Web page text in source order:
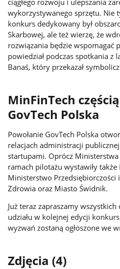
wykorzystywanego sprzętu. Nie
konkurs dedykowany był
Skarbowej, ale też wierzę, że
rozwiązania będzie wspomagać
powiedział podczas spotkania z
Banaś, który przekazał
MinFinTech
GovTech Polska
Powołanie GovTech Polska
relacjach administracji
startupami. Oprócz
ramach pilotażu wystawiły
Ministerstwo
Zdrowia oraz Miasto Świdnik.
Już teraz zapraszamy
udziału w kolejnej edycji
wyzwań zostaną ogłoszone we
Zdjęcia (4)